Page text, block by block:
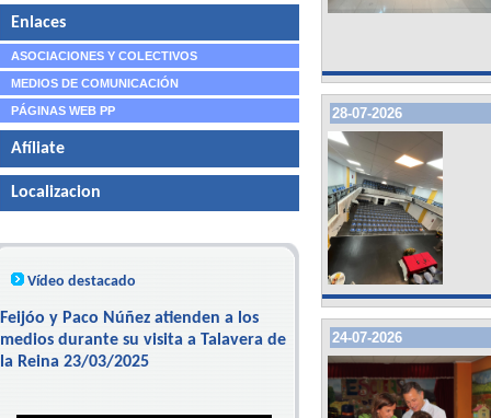
Enlaces
ASOCIACIONES Y COLECTIVOS
MEDIOS DE COMUNICACIÓN
PÁGINAS WEB PP
Afíliate
Localizacion
Vídeo destacado
Feijóo y Paco Núñez atienden a los
medios durante su visita a Talavera de
la Reina 23/03/2025
28-07-2026
24-07-2026